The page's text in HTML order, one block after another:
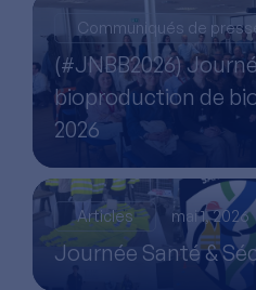
Communiqués de presse
(#JNBB2026)
bioproduction de
2026
Articles mai 1, 2026
Journée Santé &